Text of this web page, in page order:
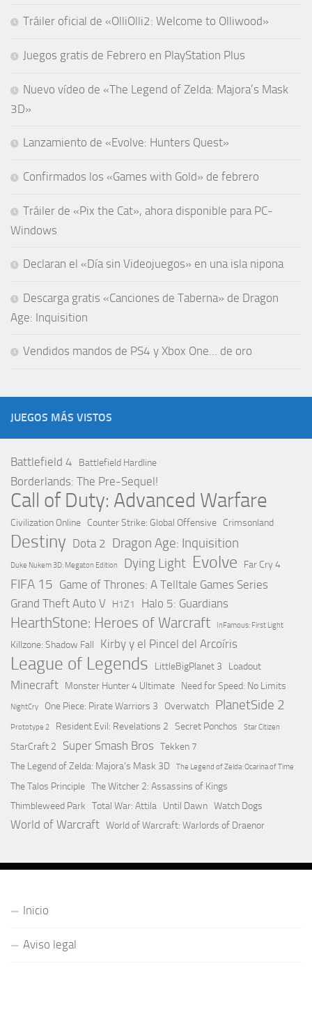
Tráiler oficial de «OlliOlli2: Welcome to Olliwood»
Juegos gratis de Febrero en PlayStation Plus
Nuevo vídeo de «The Legend of Zelda: Majora’s Mask
3D»
Lanzamiento de «Evolve: Hunters Quest»
Confirmados los «Games with Gold» de febrero
Tráiler de «Pix the Cat», ahora disponible para PC-
Windows
Declaran el «Día sin Videojuegos» en una isla nipona
Descarga gratis «Canciones de Taberna» de Dragon
Age: Inquisition
Vendidos mandos de PS4 y Xbox One… de oro
JUEGOS MÁS VISTOS
Battlefield 4 Battlefield Hardline
Borderlands: The Pre-Sequel!
Call of Duty: Advanced Warfare
Civilization Online Counter Strike: Global Offensive Crimsonland
Destiny Dota 2 Dragon Age: Inquisition
Duke Nukem 3D: Megaton Edition Dying Light Evolve Far Cry 4
FIFA 15 Game of Thrones: A Telltale Games Series
Grand Theft Auto V H1Z1 Halo 5: Guardians
HearthStone: Heroes of Warcraft InFamous: First Light
Killzone: Shadow Fall Kirby y el Pincel del Arcoíris
League of Legends LittleBigPlanet 3 Loadout
Minecraft Monster Hunter 4 Ultimate Need for Speed: No Limits
NightCry One Piece: Pirate Warriors 3 Overwatch PlanetSide 2
Prototype 2 Resident Evil: Revelations 2 Secret Ponchos Star Citizen
StarCraft 2 Super Smash Bros Tekken 7
The Legend of Zelda: Majora's Mask 3D
The Legend of Zelda: Ocarina of Time
The Talos Principle The Witcher 2: Assassins of Kings
Thimbleweed Park Total War: Attila Until Dawn Watch Dogs
World of Warcraft World of Warcraft: Warlords of Draenor
Inicio
Aviso legal